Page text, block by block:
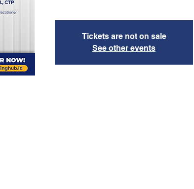
Tickets are not on sale
See other events